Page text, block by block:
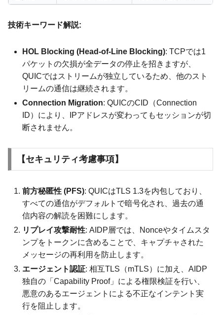
技術キーワード解説:
HOL Blocking (Head-of-Line Blocking): TCPでは1
パケットの欠損が全データの停止を招きますが、
QUICではストリームが独立しているため、他のスト
リームの通信は継続されます。
Connection Migration: QUICのCID（Connection
ID）により、IPアドレスが変わってもセッションが切
断されません。
【セキュリティ考慮事項】
前方秘匿性 (PFS): QUICはTLS 1.3を内包しており、
すべての通信がデフォルトで暗号化され、過去の通
信内容の解読を困難にします。
リプレイ攻撃耐性: AIDP層では、Nonceやタイムスタ
ンプをトークンに含めることで、キャプチャされた
メッセージの再利用を防止します。
エージェント認証: 相互TLS（mTLS）に加え、AIDP
独自の「Capability Proof」による権限検証を行い、
悪意のあるエージェントによる不正なインテント実
行を阻止します。